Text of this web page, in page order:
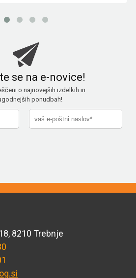
se na e-novice!
o najnovejših izdelkih in
ponudbah!
8210 Trebnje